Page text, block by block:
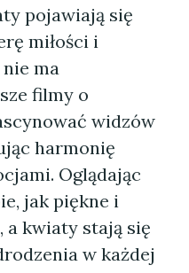
pojawiają się
miłości i
ma
filmy o
widzów
harmonię
Oglądając
jak piękne i
a kwiaty stają się
w każdej